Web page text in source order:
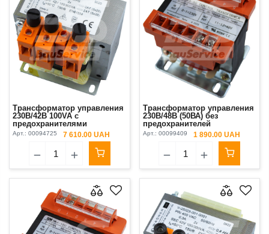
Трансформатор управления
230В/42В 100VA с
предохранителями
Putzmeister Original
Арт.: 00094725 7 610.00 UAH
Трансформатор управления
230В/48В (50ВА) без
предохранителей
Арт.: 00099409 1 890.00 UAH